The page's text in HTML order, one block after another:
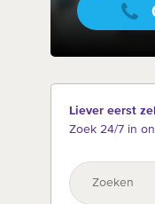
Liever eerst
Zoek 24/7 in